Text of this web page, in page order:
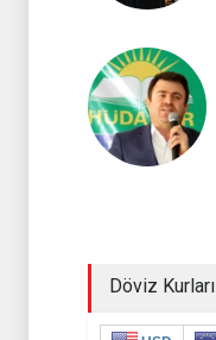
Döviz Kurları